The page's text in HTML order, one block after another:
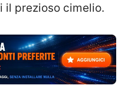
il prezioso cimelio.